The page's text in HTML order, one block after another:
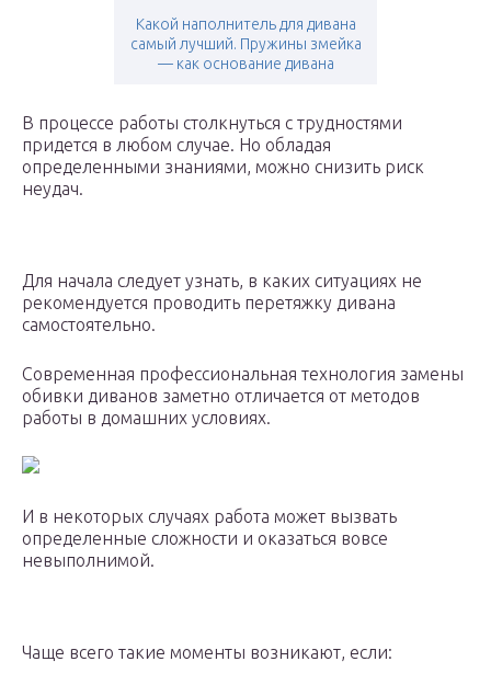
Какой наполнитель для дивана
самый лучший. Пружины змейка
— как основание дивана
В процессе работы столкнуться с трудностями
придется в любом случае. Но обладая
определенными знаниями, можно снизить риск
неудач.
Для начала следует узнать, в каких ситуациях не
рекомендуется проводить перетяжку дивана
самостоятельно.
Современная профессиональная технология замены
обивки диванов заметно отличается от методов
работы в домашних условиях.
И в некоторых случаях работа может вызвать
определенные сложности и оказаться вовсе
невыполнимой.
Чаще всего такие моменты возникают, если: